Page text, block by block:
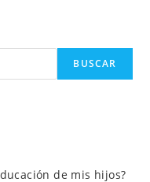
BUSCAR
de mis hijos?